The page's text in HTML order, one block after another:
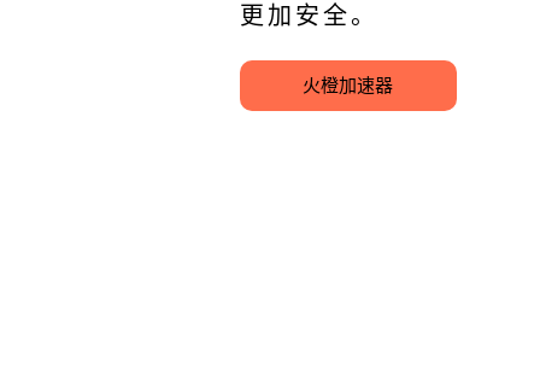
更加安全。
火橙加速器